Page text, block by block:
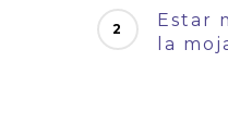
Estar
la